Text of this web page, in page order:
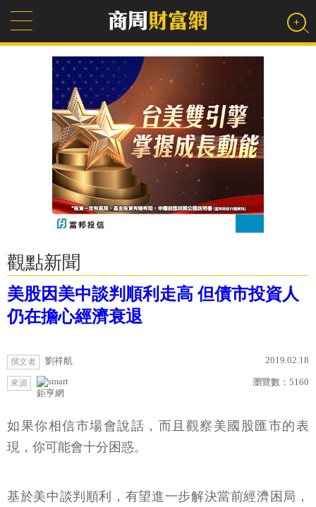
觀點新聞
美股因美中談判順利走高 但債市投資人
仍在擔心經濟衰退
撰文者 劉祥航 2019.02.18
來源
鉅亨網
瀏覽數： 5160
如果你相信市場會說話，而且觀察美國股匯市的表
現，你可能會十分困惑。
基於美中談判順利，有望進一步解決當前經濟困局，